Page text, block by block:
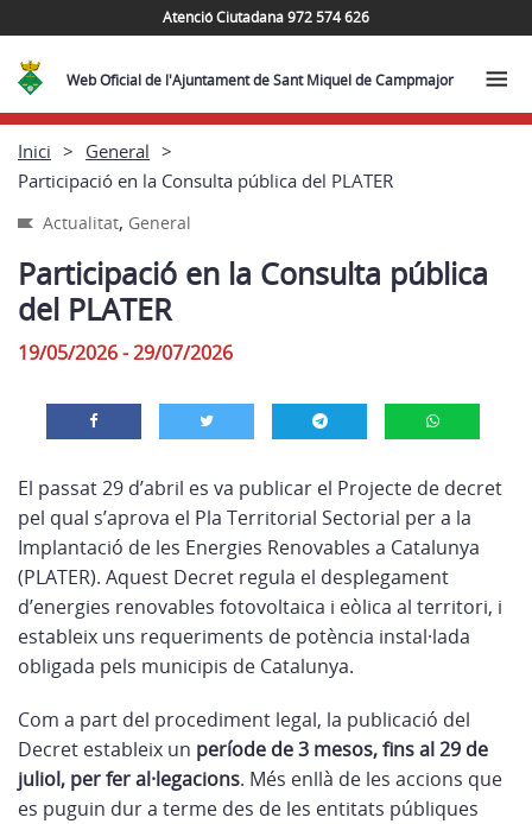
Atenció Ciutadana 972 574 626
Web Oficial de l'Ajuntament de Sant Miquel de Campmajor
Inici
General
Participació en la Consulta pública del PLATER
Actualitat, General
Participació en la Consulta pública
del PLATER
19/05/2026 - 29/07/2026
El passat 29 d’abril es va publicar el Projecte de decret
pel qual s’aprova el Pla Territorial Sectorial per a la
Implantació de les Energies Renovables a Catalunya
(PLATER). Aquest Decret regula el desplegament
d’energies renovables fotovoltaica i eòlica al territori, i
estableix uns requeriments de potència instal·lada
obligada pels municipis de Catalunya.
Com a part del procediment legal, la publicació del
Decret estableix un període de 3 mesos, fins al 29 de
juliol, per fer al·legacions. Més enllà de les accions que
es puguin dur a terme des de les entitats públiques